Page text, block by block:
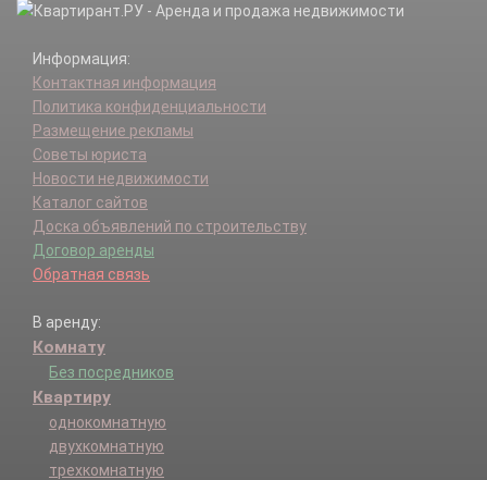
Информация:
Контактная информация
Политика конфиденциальности
Размещение рекламы
Советы юриста
Новости недвижимости
Каталог сайтов
Доска объявлений по строительству
Договор аренды
Обратная связь
В аренду:
Комнату
Без посредников
Квартиру
однокомнатную
двухкомнатную
трехкомнатную